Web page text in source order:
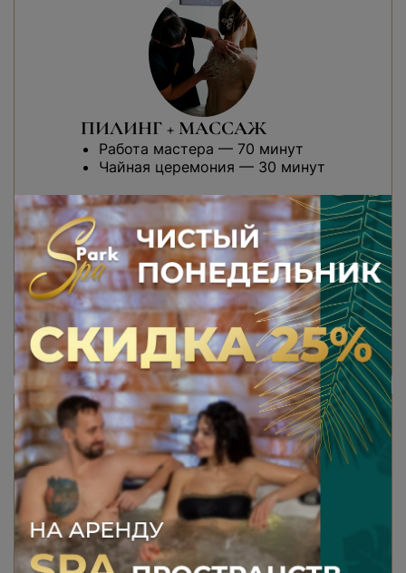
ПИЛИНГ + МАССАЖ
Работа мастера — 70 минут
Чайная церемония — 30 минут
120 мин
5900 ₽
В КОРЗИНУ
ПРОГРАММА «ОБЬЯТИЯ